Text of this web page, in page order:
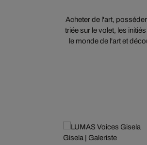
Acheter de l'art,
triée sur le volet, les
le monde de l'art et
Gisela | Galeriste